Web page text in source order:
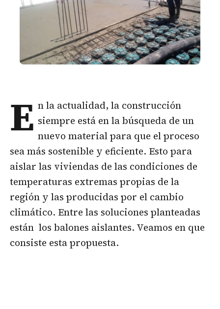
E n la actualidad, la construcción
siempre está en la búsqueda de un
nuevo material para que el proceso
sea más sostenible y eficiente. Esto para
aislar las viviendas de las condiciones de
temperaturas extremas propias de la
región y las producidas por el cambio
climático. Entre las soluciones planteadas
están los balones aislantes. Veamos en que
consiste esta propuesta.